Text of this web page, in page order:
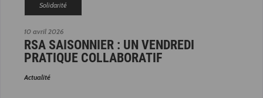
10 avril 2026
Solidarité
RSA SAISONNIER : UN VENDREDI
PRATIQUE COLLABORATIF
Actualité